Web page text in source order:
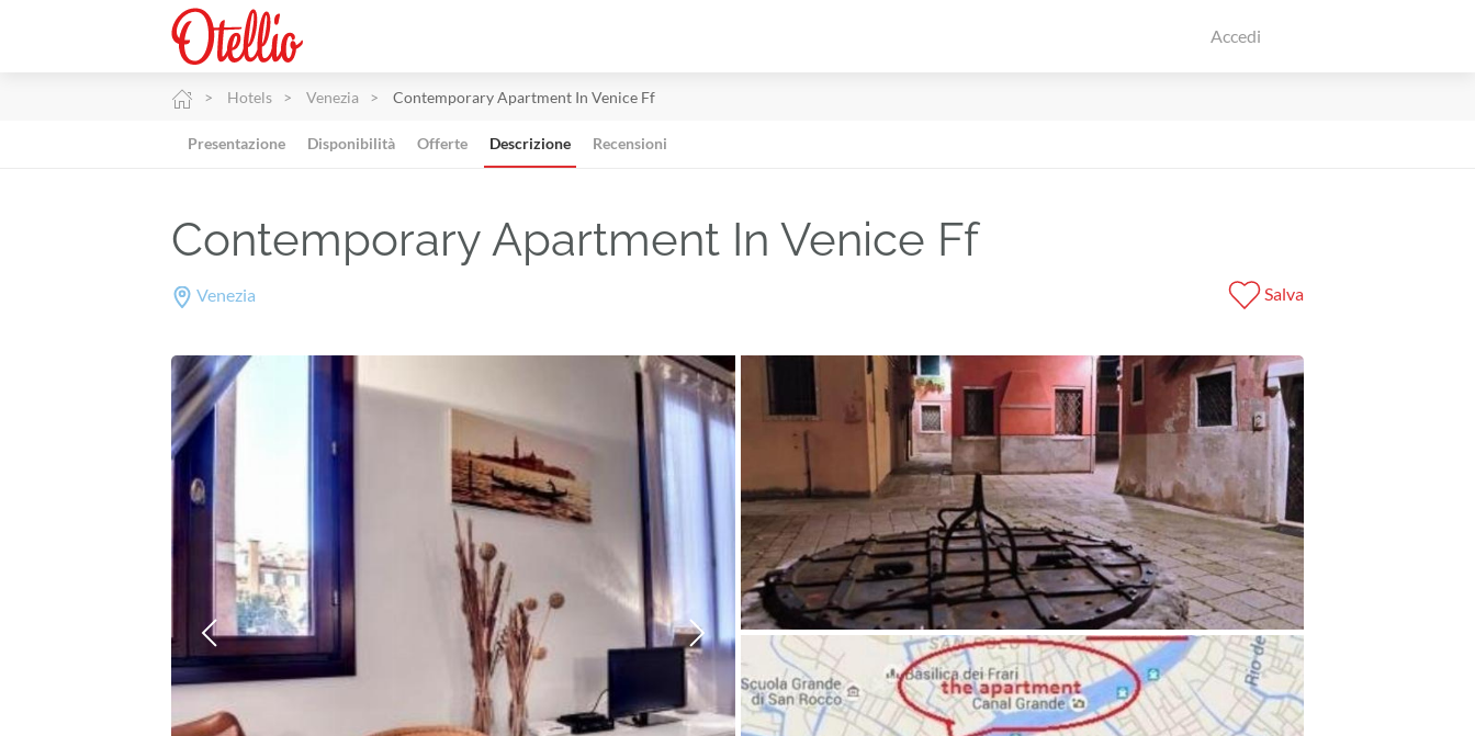
Accedi
Hotels Venezia Contemporary Apartment In Venice Ff
Presentazione Disponibilità Offerte Descrizione Recensioni
Contemporary Apartment In Venice Ff
Venezia Salva